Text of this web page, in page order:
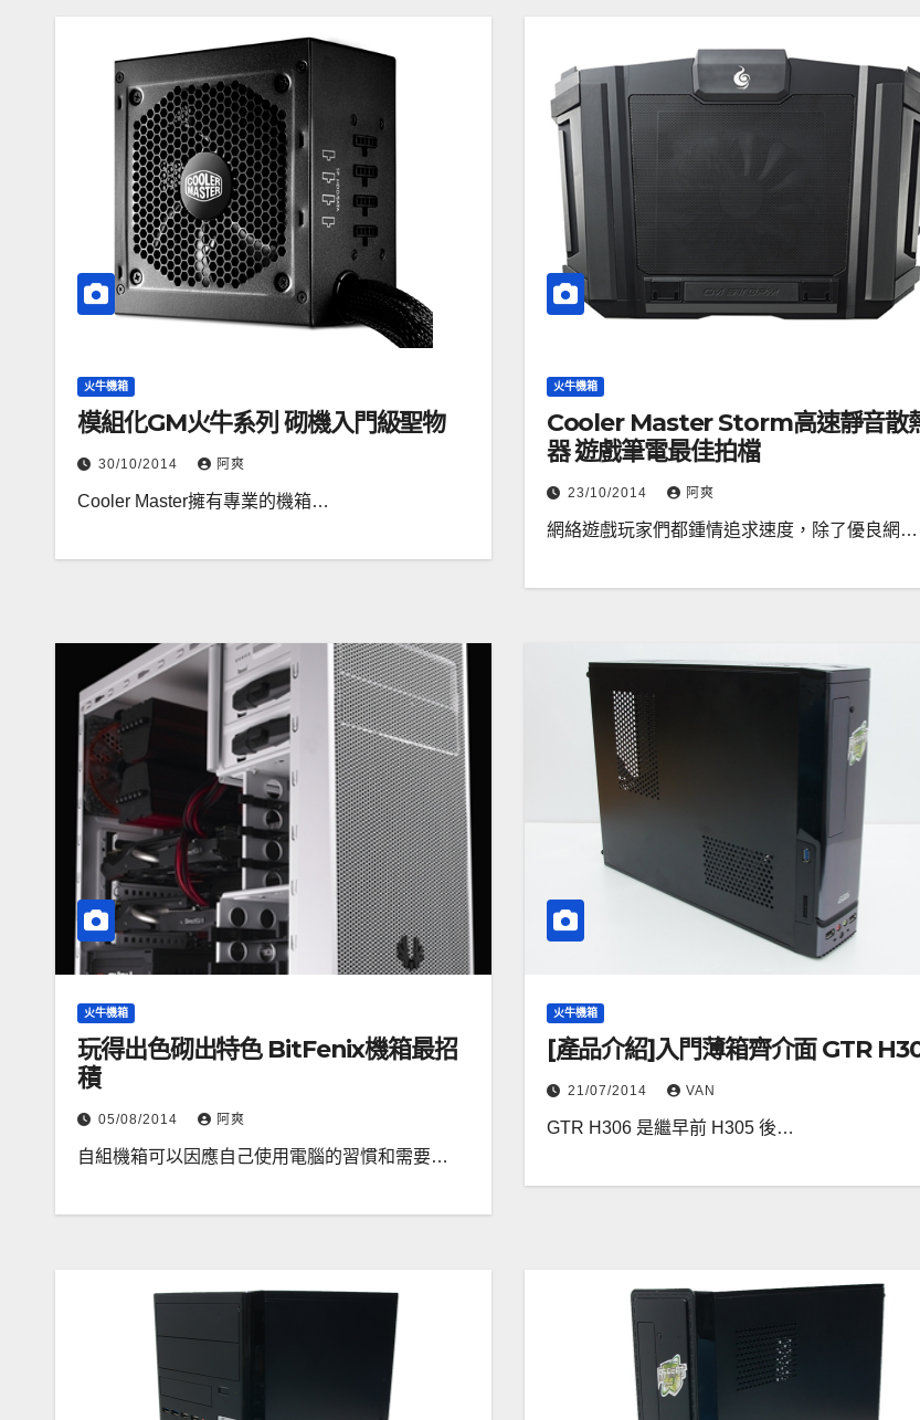
火牛機箱
模組化GM火牛系列 砌機入門級聖物
30/10/2014 阿爽
Cooler Master擁有專業的機箱…
火牛機箱
Cooler Master Storm高速靜音散
器 遊戲筆電最佳拍檔
23/10/2014 阿爽
網絡遊戲玩家們都鍾情追求速度，除了優良網…
火牛機箱
玩得出色砌出特色 BitFenix機箱最招
積
05/08/2014 阿爽
自組機箱可以因應自己使用電腦的習慣和需要…
火牛機箱
[產品介紹]入門薄箱齊介面 GTR
21/07/2014 VAN
GTR H306 是繼早前 H305 後…